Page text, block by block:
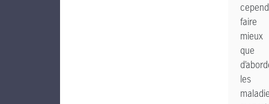
faire
mieux
que
les